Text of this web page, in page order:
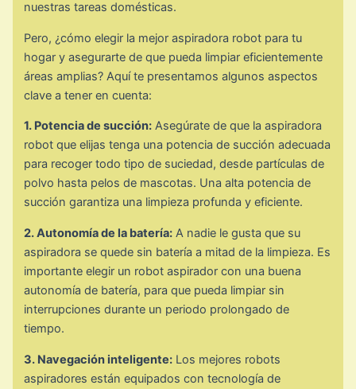
nuestras tareas domésticas.
Pero, ¿cómo elegir la mejor aspiradora robot para tu
hogar y asegurarte de que pueda limpiar eficientemente
áreas amplias? Aquí te presentamos algunos aspectos
clave a tener en cuenta:
1. Potencia de succión: Asegúrate de que la aspiradora
robot que elijas tenga una potencia de succión adecuada
para recoger todo tipo de suciedad, desde partículas de
polvo hasta pelos de mascotas. Una alta potencia de
succión garantiza una limpieza profunda y eficiente.
2. Autonomía de la batería: A nadie le gusta que su
aspiradora se quede sin batería a mitad de la limpieza. Es
importante elegir un robot aspirador con una buena
autonomía de batería, para que pueda limpiar sin
interrupciones durante un periodo prolongado de
tiempo.
3. Navegación inteligente: Los mejores robots
aspiradores están equipados con tecnología de